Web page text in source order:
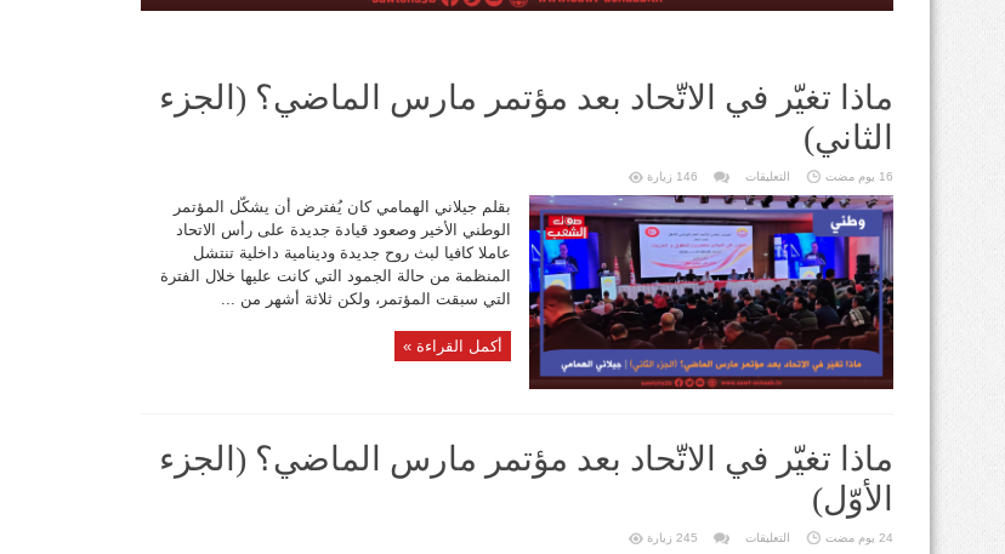
ماذا تغيّر في الاتّحاد بعد مؤتمر مارس الماضي؟ (الجزء
الثاني)
16 يوم مضت التعليقات على
تغيّر
في
الاتّحاد
بعد
مؤتمر
مارس
الماضي؟
(الجزء
الثاني)
مغلقة
146 زيارة
بقلم جيلاني الهمامي كان يُفترض أن يشكّل المؤتمر
الوطني الأخير وصعود قيادة جديدة على رأس الاتحاد
عاملا كافيا لبث روح جديدة ودينامية داخلية تنتشل
المنظمة من حالة الجمود التي كانت عليها خلال الفترة
التي سبقت المؤتمر، ولكن ثلاثة أشهر من ...
أكمل القراءة »
ماذا تغيّر في الاتّحاد بعد مؤتمر مارس الماضي؟ (الجزء
الأوّل)
24 يوم مضت التعليقات على
245 زيارة